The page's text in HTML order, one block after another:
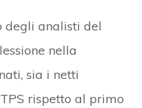
degli analisti del
nella
sia i netti
rispetto al primo